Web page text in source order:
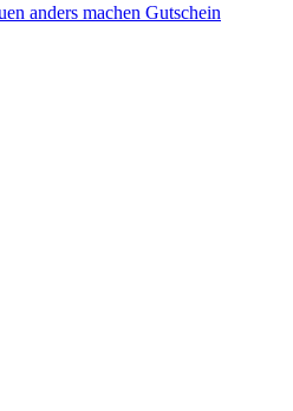
anders machen Gutschein